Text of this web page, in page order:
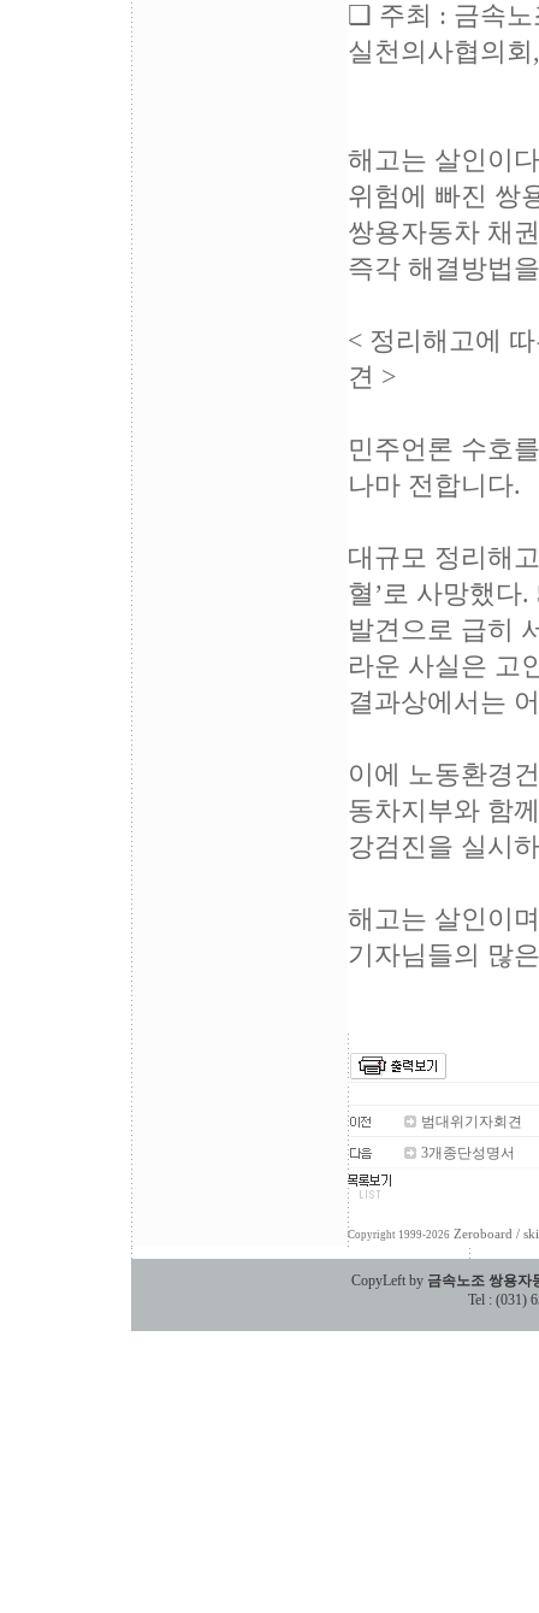
❑ 주최 : 금속노
실천의사협의
해고는 살인이
위험에 빠진 쌍
쌍용자동차 채
즉각 해결방법
< 정리해고에
견 >
민주언론 수호
나마 전합니다.
대규모 정리해
혈’로 사망했다
발견으로 급히
라운 사실은 고
결과상에서는
이에 노동환경
동차지부와 함
강검진을 실시
해고는 살인이
기자님들의 많
범대위기자회견
3개종단성명서
Copyright 1999-2026 Zeroboard /
CopyLeft by 금속노조 쌍용자
Tel : (031)